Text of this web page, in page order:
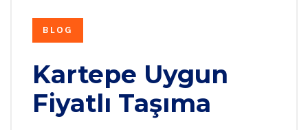
BLOG
Kartepe Uygun
Fiyatlı Taşıma